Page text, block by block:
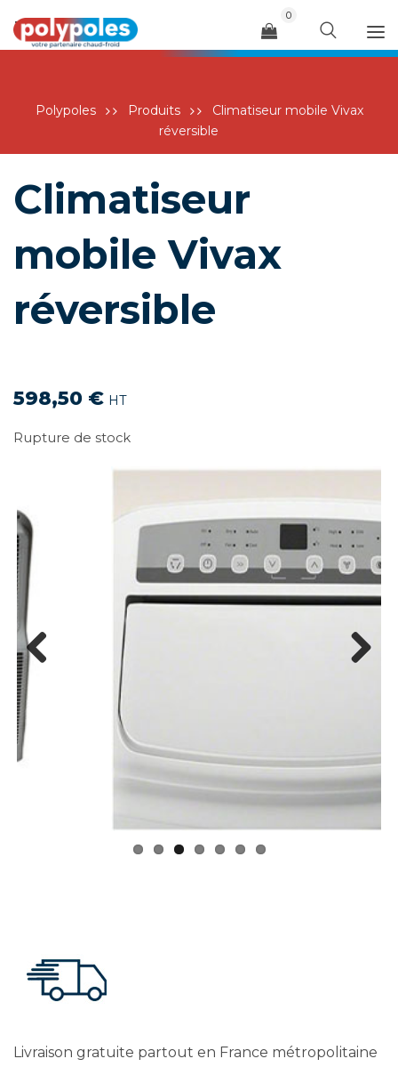
Menu
0
Polypoles Produits
Climatiseur mobile Vivax
réversible
Climatiseur
mobile Vivax
réversible
598,50 € HT
Rupture de stock
Previous
Livraison gratuite partout en France métropolitaine